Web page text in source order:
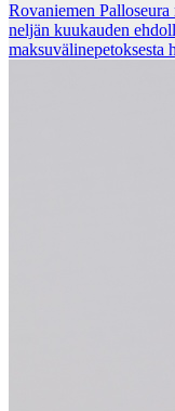
Rovaniemen
neljän kuu­kau­den
mak­su­vä­li­ne­pe­tok­ses­ta